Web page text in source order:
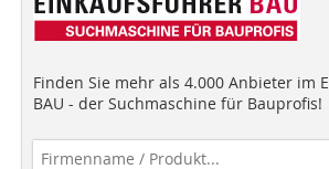
Finden Sie mehr als 4.000 Anbieter im
BAU - der Suchmaschine für Bauprofis!